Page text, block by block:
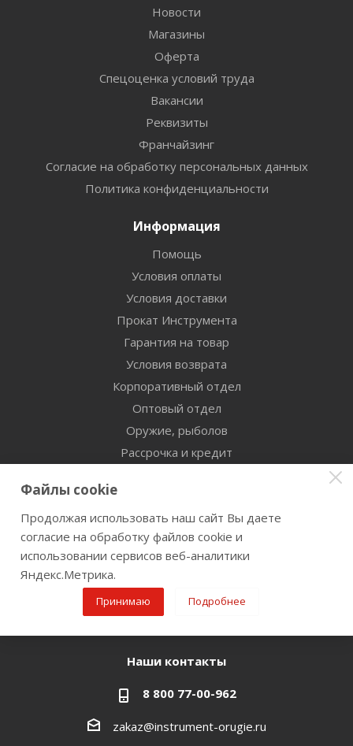
Новости
Магазины
Оферта
Спецоценка условий труда
Вакансии
Реквизиты
Франчайзинг
Согласие на обработку персональных данных
Политика конфиденциальности
Информация
Помощь
Условия оплаты
Условия доставки
Прокат Инструмента
Гарантия на товар
Условия возврата
Корпоративный отдел
Оптовый отдел
Оружие, рыболов
Рассрочка и кредит
Помощь
Бренды
Оставайтесь на связи
Наши контакты
8 800 77-00-962
zakaz@instrument-orugie.ru
Файлы cookie
Продолжая использовать наш сайт Вы даете
согласие на обработку файлов cookie и
использовании сервисов веб-аналитики
Яндекс.Метрика.
Принимаю Подробнее